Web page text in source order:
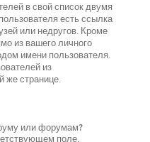
в свой список двумя
есть ссылка
или недругов. Кроме
из вашего личного
имени пользователя.
из
же странице.
или форумам?
поле,